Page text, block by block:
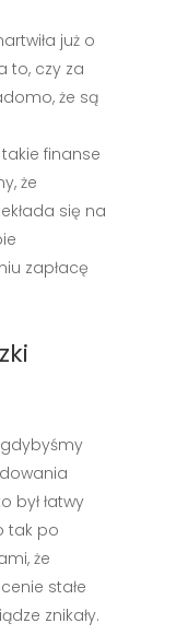
już o
to, czy za
że są
finanse
że
się na
zapłacę
gdybyśmy
był łatwy
tak po
że
stałe
znikały.